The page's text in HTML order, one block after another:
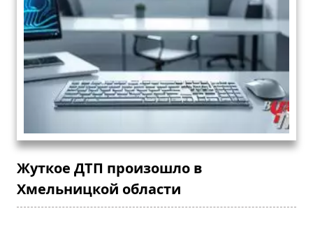
Жуткое ДТП произошло в
Хмельницкой области